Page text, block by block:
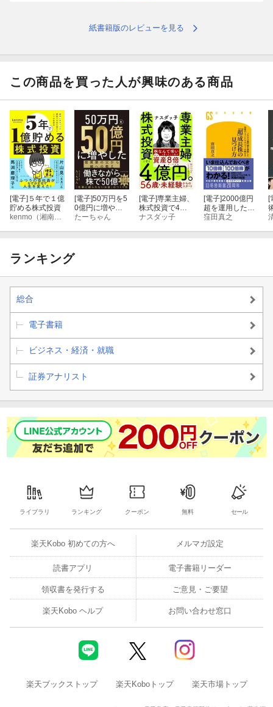
ことかな。少額でも積みたてておけば、定年時にはまあまあの金額
Xでの滞在：週に約20時間（1日約3時間）
らしい。育休だから出来たこと。無職の人以外、無理。
なお、Part1はほとんど自叙伝。読まなくても大丈夫。
紙書籍版のレビューを見る
この商品を買った人が興味のある商品
[電子] ５年で１億
貯める株式投資
[電子]50万円を5
0億円に増やし
た 投資家の父か
たーちゃん
[電子]専業主婦、
株式投資で4億
円。
ナスダッ子
[電子]2000億円
超を運用した伝
説のファンドマ
窪田真之
[
ランキング
総合
電子書籍
ビジネス・経済・就職
証券アナリスト
ライブラリ ランキング クーポン 無料 セール
楽天Kobo 初めての方へ メルマガ設定
読書アプリ 電子書籍リーダー
領収書を発行する ご意見・ご要望
楽天Kobo ヘルプ お問い合わせ窓口
楽天ブックストップ 楽天Koboトップ 楽天市場トップ